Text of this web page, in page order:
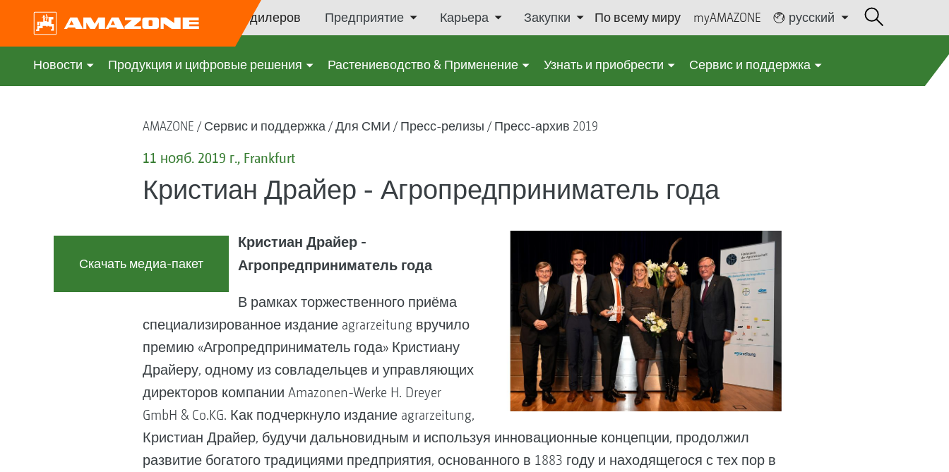
Поиск дилеров Предприятие Карьера Закупки По всему миру myAMAZONE русский
Новости Продукция и цифровые решения Растениеводство & Применение Узнать и приобрести Сервис и поддержка
AMAZONE Сервис и поддержка Для СМИ Пресс-релизы Пресс-архив 2019
11 нояб. 2019 г., Frankfurt
Кристиан Драйер - Агропредприниматель года
Скачать медиа-пакет
Кристиан Драйер -
Агропредприниматель года
В рамках торжественного приёма
специализированное издание agrarzeitung вручило
премию «Агропредприниматель года» Кристиану
Драйеру, одному из совладельцев и управляющих
директоров компании Amazonen-Werke H. Dreyer
GmbH & Co.KG. Как подчеркнуло издание agrarzeitung,
Кристиан Драйер, будучи дальновидным и используя инновационные концепции, продолжил
развитие богатого традициями предприятия, основанного в 1883 году и находящегося с тех пор в